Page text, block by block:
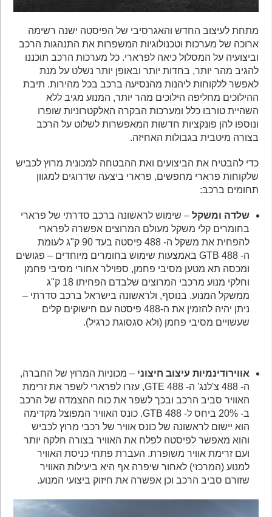
מתחת לעיצוב החדש והאגרסיבי של הפיסטה ישנה רשימה
ארוכה של מערכות וטכנולוגיות המשפרות את התנהגות הרכב
וביצועיה על המסלול כיאה לפרארי. כל מערכות הרכב תוכננו
להגיב מהר יותר, בחדות יותר ובאופן יותר נשלט על מנת
לאפשר ללקוחות ליהנות מהנסיעה ברכב בכל מהירות. תיבת
ההילוכים מחליפה הילוכים מהר יותר, המנוע מגיב ללא
השהיית טורבו כלל ומערכות הבקרה האלקטרוניות שופרו
ונוספו להן פונקציות חדשות המאפשרות לשלוט על הרכב
בצורה מיטבית בגבולות האחיזה.
כדי להבטיח את הביצועים ואת ההבטחה למכונית מרוץ לכביש
שלקוחות פרארי מחפשים, פרארי ביצעה שדרוגים למגוון
תחומים ברכב:
שלדה ומשקל– שימוש לראשונה ברכב סדרתי של פרארי
בחומרים קלי משקל מעולם המרוצים אפשרה לפרארי
להפחית את משקל ה- 488 פיסטה בעד 90 ק"ג לעומת
ה- 488 GTB באמצעות שימוש בחומרים מיוחדים – פגושים
ומכסה תא מטען מסיבי פחמן, ספוילר אחורי מסיבי פחמן
וחלקי מנוע מרכבי המרוצים שלבדם הפחיתו 18 ק"ג
ממשקל המנוע. בנוסף, ולראשונה בישראל ברכב סדרתי –
ניתן יהיה להזמין את ה-488 פיסטה עם חישוקים קלים
שעשויים מסיבי פחמן (ולא סגסוגת כרגיל).
אווירודינמיות עיצוב חיצוני– מכוניות המרוץ של החברה,
ה- 488 צ'לנג' ה- 488 GTE, עזרו לפרארי לשפר את זרימת
האוויר סביב הרכב ובכך לשפר את כוח ההצמדה של הרכב
ב- 20% ביחס ל- 488 GTB. כונס האוויר המפוצל מקדימה
הוא יישום לראשונה של כונס אוויר של רכבי מרוץ לכביש
והוא מאפשר לפיסטה לפלח את האוויר בצורה חלקה יותר
ועם זרימת אוויר משופרת. העברת פתחי כניסת האוויר
למנוע (המרכזי) לאחור שיפרה אף היא ביעילות האוויר
שזורם סביב הרכב וכן אפשרה את חיזוק ביצועי המנוע.